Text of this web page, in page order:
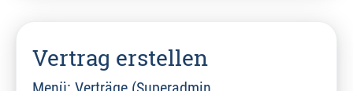
Vertrag erstellen